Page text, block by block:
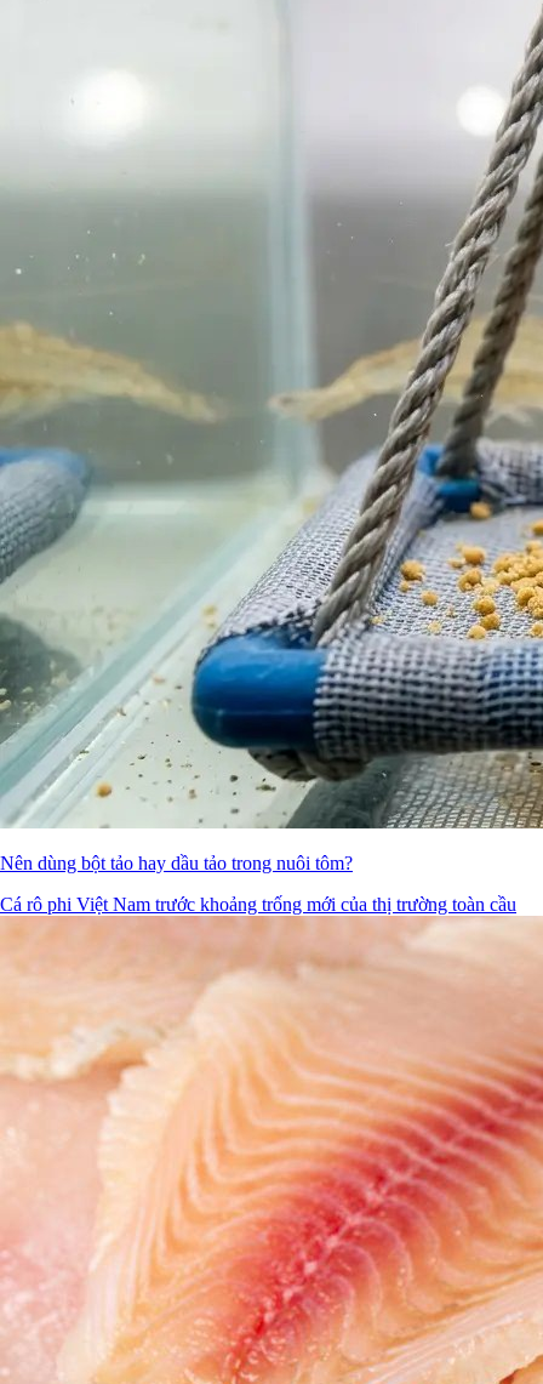
Nên dùng bột tảo hay dầu tảo trong nuôi tôm?
Cá rô phi Việt Nam trước khoảng trống mới của thị trường toàn cầu